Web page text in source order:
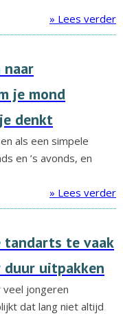
» Lees verder
naar
je mond
denkt
als een simpele
en ’s avonds, en
» Lees verder
tandarts te vaak
uitpakken
jongeren
dat lang niet altijd